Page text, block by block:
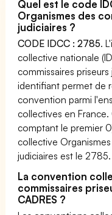
Quel est le code
Organismes des
judiciaires ?
CODE IDCC : 2785.
collective nationale
commissaires
identifiant permet de
convention parmi
collectives en
comptant le premier
collective
judiciaires est le 2785.
La convention
commissaires
CADRES ?